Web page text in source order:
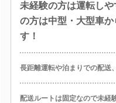
未経験の方は運転し
の方は中型・大型車
す！
長距離運転や泊まりでの配送
配送ルートは固定なので未経